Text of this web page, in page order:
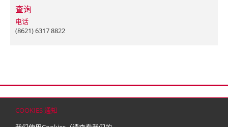
COOKIES 通知
查询
电话
(8621) 6317 8822
© 2026 嘉里建设有限公司 (于百慕达注册成立之有限公司)